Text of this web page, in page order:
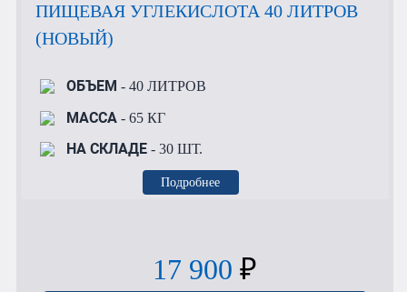
ПИЩЕВАЯ УГЛЕКИСЛОТА 40 ЛИТРОВ
(НОВЫЙ)
ОБЪЕМ - 40 ЛИТРОВ
МАССА- 65 КГ
НА СКЛАДЕ- 30 ШТ.
Подробнее
17 900 ₽